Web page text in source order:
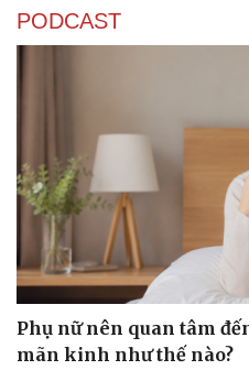
PODCAST
Phụ nữ nên quan tâm
mãn kinh như thế nào?